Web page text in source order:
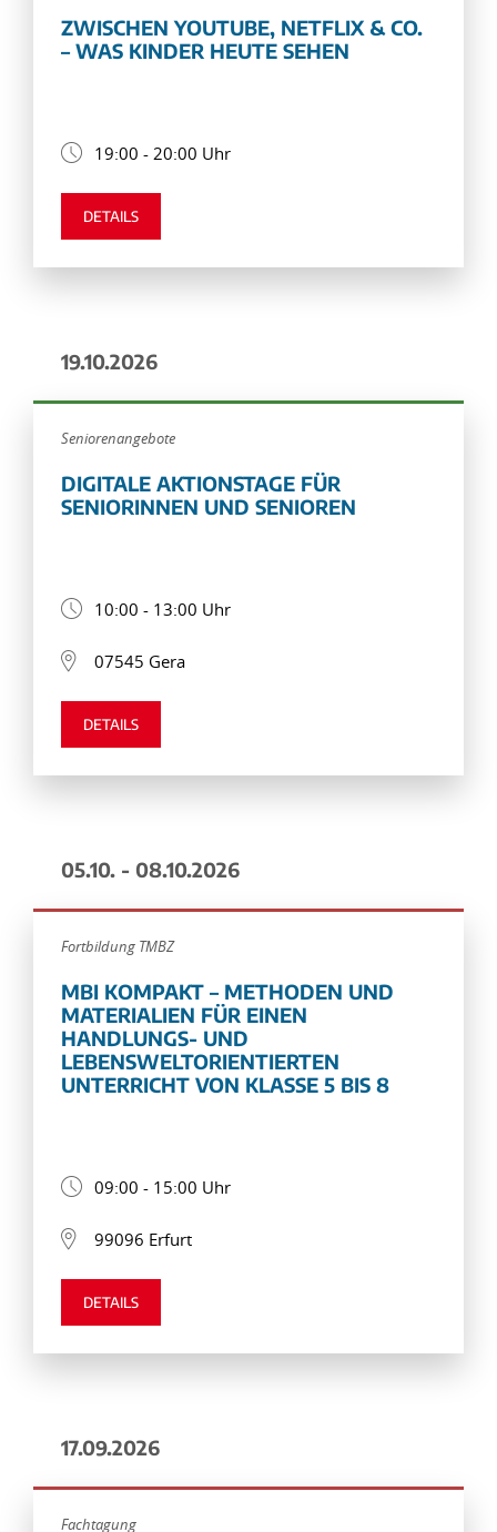
ZWISCHEN YOUTUBE, NETFLIX & CO.
– WAS KINDER HEUTE SEHEN
19:00 - 20:00 Uhr
DETAILS
19.10.2026
Seniorenangebote
DIGITALE AKTIONSTAGE FÜR
SENIORINNEN UND SENIOREN
10:00 - 13:00 Uhr
07545 Gera
DETAILS
05.10. - 08.10.2026
Fortbildung TMBZ
MBI KOMPAKT – METHODEN UND
MATERIALIEN FÜR EINEN
HANDLUNGS- UND
LEBENSWELTORIENTIERTEN
UNTERRICHT VON KLASSE 5 BIS 8
09:00 - 15:00 Uhr
99096 Erfurt
DETAILS
17.09.2026
Fachtagung